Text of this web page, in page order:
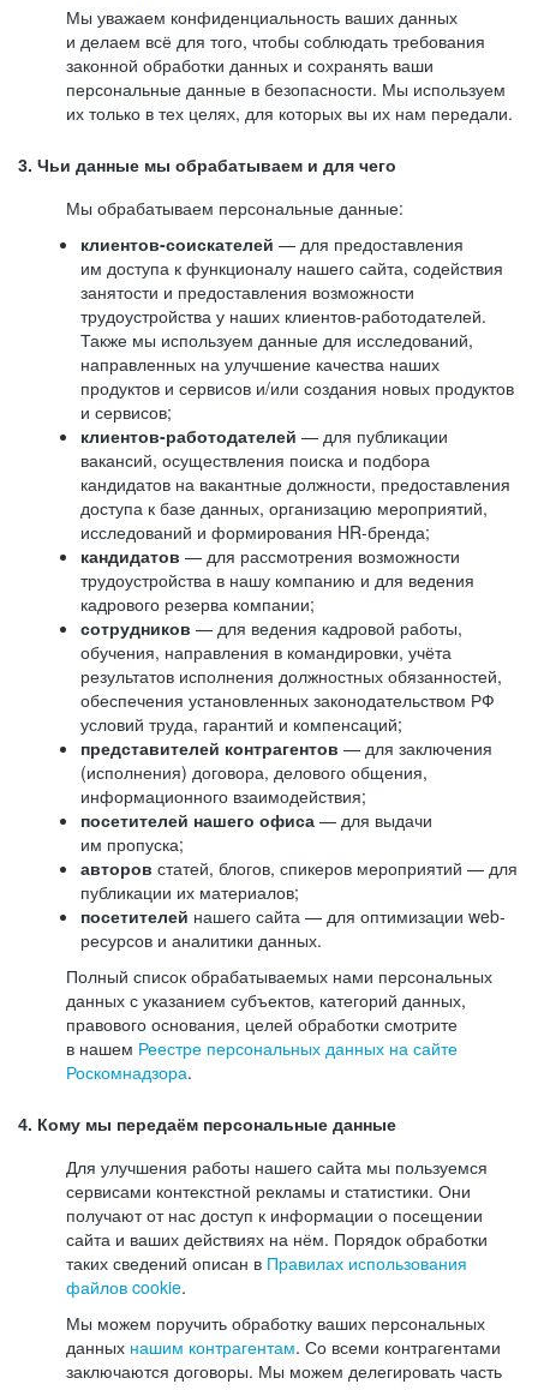
Мы уважаем конфиденциальность ваших данных
и делаем всё для того, чтобы соблюдать требования
законной обработки данных и сохранять ваши
персональные данные в безопасности. Мы используем
их только в тех целях, для которых вы их нам передали.
3. Чьи данные мы обрабатываем и для чего
Мы обрабатываем персональные данные:
клиентов-соискателей — для предоставления
им доступа к функционалу нашего сайта, содействия
занятости и предоставления возможности
трудоустройства у наших клиентов-работодателей.
Также мы используем данные для исследований,
направленных на улучшение качества наших
продуктов и сервисов и/или создания новых продуктов
и сервисов;
клиентов-работодателей — для публикации
вакансий, осуществления поиска и подбора
кандидатов на вакантные должности, предоставления
доступа к базе данных, организацию мероприятий,
исследований и формирования HR-бренда;
кандидатов — для рассмотрения возможности
трудоустройства в нашу компанию и для ведения
кадрового резерва компании;
сотрудников — для ведения кадровой работы,
обучения, направления в командировки, учёта
результатов исполнения должностных обязанностей,
обеспечения установленных законодательством РФ
условий труда, гарантий и компенсаций;
представителей контрагентов — для заключения
(исполнения) договора, делового общения,
информационного взаимодействия;
посетителей нашего офиса — для выдачи
им пропуска;
авторов статей, блогов, спикеров мероприятий — для
публикации их материалов;
посетителей нашего сайта — для оптимизации web-
ресурсов и аналитики данных.
Полный список обрабатываемых нами персональных
данных с указанием субъектов, категорий данных,
правового основания, целей обработки смотрите
в нашем Реестре персональных данных на сайте
Роскомнадзора.
4. Кому мы передаём персональные данные
Для улучшения работы нашего сайта мы пользуемся
сервисами контекстной рекламы и статистики. Они
получают от нас доступ к информации о посещении
сайта и ваших действиях на нём. Порядок обработки
таких сведений описан в Правилах использования
файлов cookie.
Мы можем поручить обработку ваших персональных
данных нашим контрагентам. Со всеми контрагентами
заключаются договоры. Мы можем делегировать часть